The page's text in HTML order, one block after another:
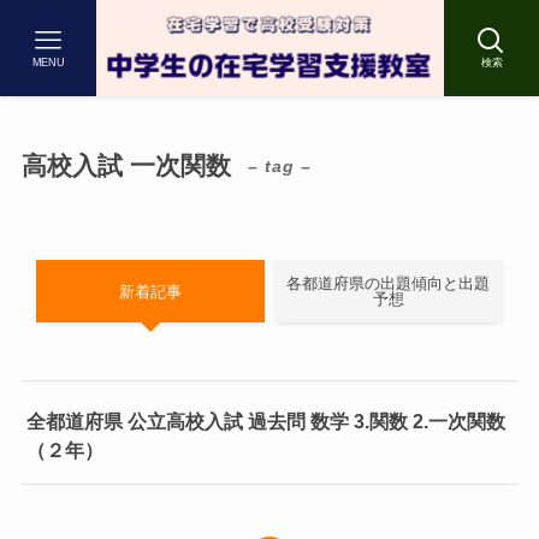
検索
MENU
高校入試 一次関数 – tag –
新着記事
各都道府県の出題傾向と出題
予想
全都道府県 公立高校入試 過去問 数学 3.関数 2.一次関数
（２年）